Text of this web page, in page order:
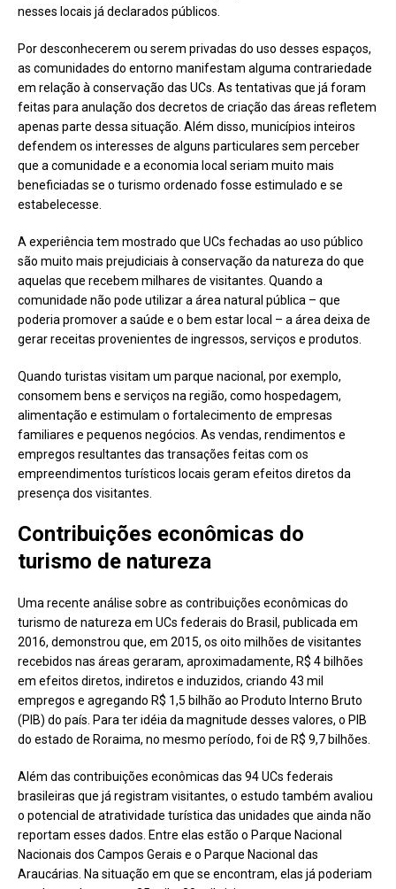
nesses locais já declarados públicos.
Por desconhecerem ou serem privadas do uso desses espaços,
as comunidades do entorno manifestam alguma contrariedade
em relação à conservação das UCs. As tentativas que já foram
feitas para anulação dos decretos de criação das áreas refletem
apenas parte dessa situação. Além disso, municípios inteiros
defendem os interesses de alguns particulares sem perceber
que a comunidade e a economia local seriam muito mais
beneficiadas se o turismo ordenado fosse estimulado e se
estabelecesse.
A experiência tem mostrado que UCs fechadas ao uso público
são muito mais prejudiciais à conservação da natureza do que
aquelas que recebem milhares de visitantes. Quando a
comunidade não pode utilizar a área natural pública – que
poderia promover a saúde e o bem estar local – a área deixa de
gerar receitas provenientes de ingressos, serviços e produtos.
Quando turistas visitam um parque nacional, por exemplo,
consomem bens e serviços na região, como hospedagem,
alimentação e estimulam o fortalecimento de empresas
familiares e pequenos negócios. As vendas, rendimentos e
empregos resultantes das transações feitas com os
empreendimentos turísticos locais geram efeitos diretos da
presença dos visitantes.
Contribuições econômicas do
turismo de natureza
Uma recente análise sobre as contribuições econômicas do
turismo de natureza em UCs federais do Brasil, publicada em
2016, demonstrou que, em 2015, os oito milhões de visitantes
recebidos nas áreas geraram, aproximadamente, R$ 4 bilhões
em efeitos diretos, indiretos e induzidos, criando 43 mil
empregos e agregando R$ 1,5 bilhão ao Produto Interno Bruto
(PIB) do país. Para ter idéia da magnitude desses valores, o PIB
do estado de Roraima, no mesmo período, foi de R$ 9,7 bilhões.
Além das contribuições econômicas das 94 UCs federais
brasileiras que já registram visitantes, o estudo também avaliou
o potencial de atratividade turística das unidades que ainda não
reportam esses dados. Entre elas estão o Parque Nacional
Nacionais dos Campos Gerais e o Parque Nacional das
Araucárias. Na situação em que se encontram, elas já poderiam